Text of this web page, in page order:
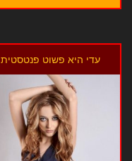
עדי היא פשוט פנטסטית